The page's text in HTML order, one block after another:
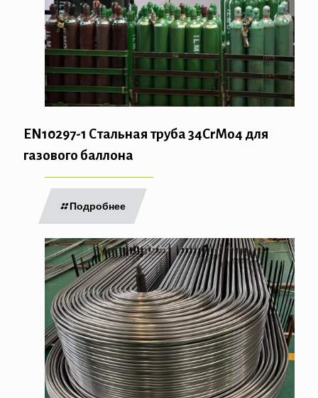
EN10297-1 Стальная труба 34CrMo4 для
газового баллона
Подробнее